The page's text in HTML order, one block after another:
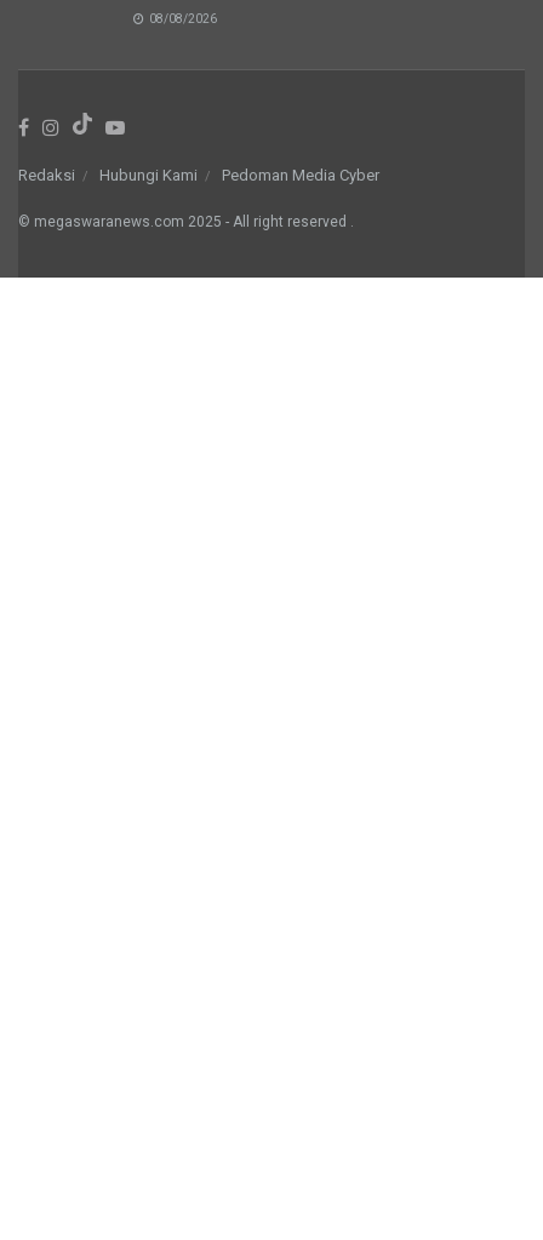
08/08/2026
Redaksi Hubungi Kami Pedoman Media Cyber
© megaswaranews.com 2025 - All right reserved